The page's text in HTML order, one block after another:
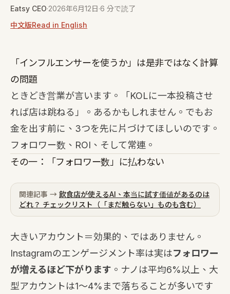
Eatsy CEO·2026年6月12日·6 分で読了
中文版Read in English
「インフルエンサーを使うか」は是非ではなく計算
の問題
ときどき営業が言います。「KOLに一本投稿させ
れば店は跳ねる」。あるかもしれません。でもお
金を出す前に、3つを先に片づけてほしいのです。
フォロワー数、ROI、そして常連。
その一：「フォロワー数」に払わない
関連記事 → 飲食店が使えるAI、本当に試す価値があるのは
どれ？ チェックリスト（「まだ触らない」ものも含む）
大きいアカウント＝効果的、ではありません。
Instagramのエンゲージメント率は実はフォロワー
が増えるほど下がります 。ナノは平均6%以上、大
型アカウントは1〜4%まで落ちることが多いです